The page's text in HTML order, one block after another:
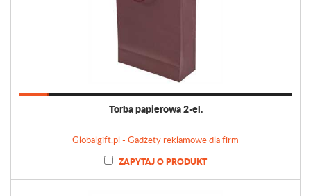
Torba papierowa 2-el.
Globalgift.pl - Gadżety reklamowe dla firm
ZAPYTAJ O PRODUKT